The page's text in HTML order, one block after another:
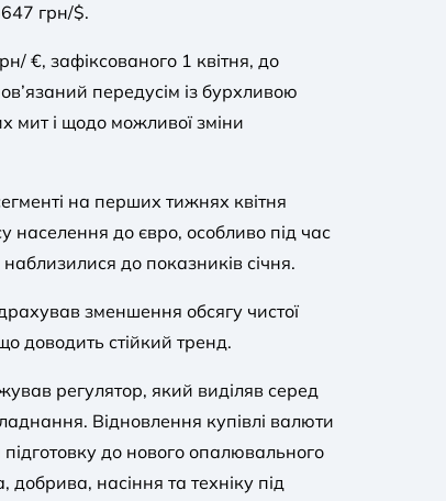
грн/$.
€, зафіксованого 1 квітня, до
передусім із бурхливою
мит і щодо можливої зміни
на перших тижнях квітня
населення до євро, особливо під час
до показників січня.
зменшення обсягу чистої
доводить стійкий тренд.
регулятор, який виділяв серед
Відновлення купівлі валюти
до нового опалювального
насіння та техніку під